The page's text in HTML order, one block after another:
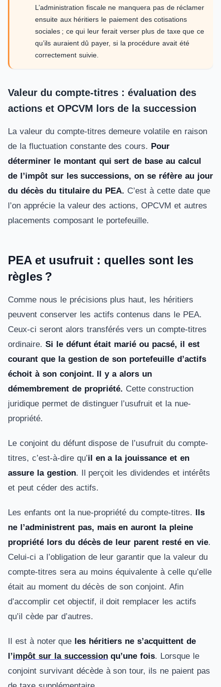
L’administration fiscale ne manquera pas de réclamer
ensuite aux héritiers le paiement des cotisations
sociales ; ce qui leur ferait verser plus de taxe que ce
qu’ils auraient dû payer, si la procédure avait été
correctement suivie.
Valeur du compte-titres : évaluation des
actions et OPCVM lors de la succession
La valeur du compte-titres demeure volatile en raison
de la fluctuation constante des cours. Pour
déterminer le montant qui sert de base au calcul
de l’impôt sur les successions, on se réfère au jour
du décès du titulaire du PEA. C’est à cette date que
l’on apprécie la valeur des actions, OPCVM et autres
placements composant le portefeuille.
PEA et usufruit : quelles sont les
règles ?
Comme nous le précisions plus haut, les héritiers
peuvent conserver les actifs contenus dans le PEA.
Ceux-ci seront alors transférés vers un compte-titres
ordinaire. Si le défunt était marié ou pacsé, il est
courant que la gestion de son portefeuille d’actifs
échoit à son conjoint. Il y a alors un
démembrement de propriété. Cette construction
juridique permet de distinguer l’usufruit et la nue-
propriété.
Le conjoint du défunt dispose de l’usufruit du compte-
titres, c’est-à-dire qu’il en a la jouissance et en
assure la gestion. Il perçoit les dividendes et intérêts
et peut céder des actifs.
Les enfants ont la nue-propriété du compte-titres. Ils
ne l’administrent pas, mais en auront la pleine
propriété lors du décès de leur parent resté en vie.
Celui-ci a l’obligation de leur garantir que la valeur du
compte-titres sera au moins équivalente à celle qu’elle
était au moment du décès de son conjoint. Afin
d’accomplir cet objectif, il doit remplacer les actifs
qu’il cède par d’autres.
Il est à noter que les héritiers ne s’acquittent de
l’impôt sur la successionqu’une fois. Lorsque le
conjoint survivant décède à son tour, ils ne paient pas